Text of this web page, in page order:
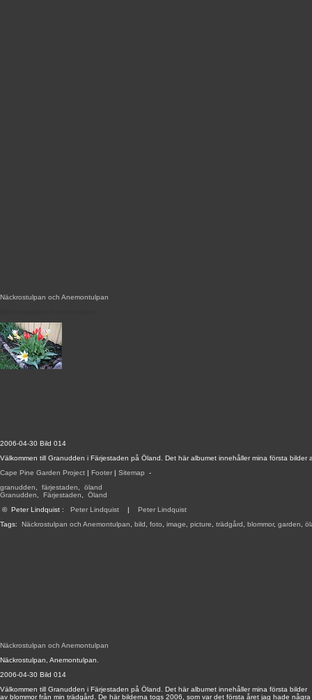
2006-04-30 Bild 014
Välkommen till Granudden i Färjestaden på Öland. Det här albumet innehåller mina första
Cape Pine Garden Project | Footer | Sitemap -
granudden
färjestaden
öland
Granudden
Färjestaden
Öland
© Peter Lindquist : Peter Lindquist | Peter Lindquist
Tags: Näckrostulpan och Anemontulpan bild foto image picture trädgård blommor, garden
Näckrostulpan och Anemontulpan
Näckrostulpan och Anemontulpan
Näckrostulpan, Anemontulpan.
2006-04-30 Bild 014
Välkommen till Granudden i Färjestaden på Öland. Det här albumet innehåller mina första bilder
av blommor från min trädgård. De här bilderna togs 2006, som var det första året jag hade några